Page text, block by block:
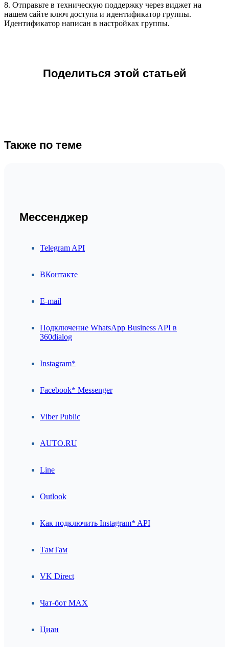
8. Отправьте в техническую поддержку через виджет на
нашем сайте ключ доступа и идентификатор группы.
Идентификатор написан в настройках группы.
Поделиться этой статьей
Также по теме
Мессенджер
Telegram API
ВКонтакте
E-mail
Подключение WhatsApp Business API в
360dialog
Instagram*
Facebook* Messenger
Viber Public
AUTO.RU
Line
Outlook
Как подключить Instagram* API
ТамТам
VK Direct
Чат-бот MAX
Циан